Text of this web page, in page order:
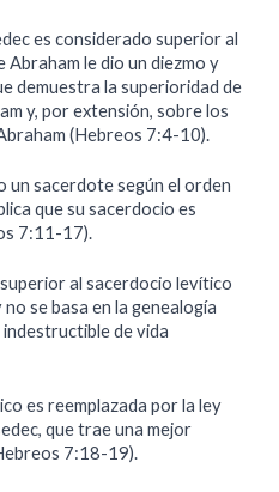
es considerado superior al
le dio un diezmo y
demuestra la superioridad de
y, por extensión, sobre los
(Hebreos 7:4-10).
un sacerdote según el orden
que su sacerdocio es
7:11-17).
al sacerdocio levítico
se basa en la genealogía
de vida
es reemplazada por la ley
que trae una mejor
7:18-19).